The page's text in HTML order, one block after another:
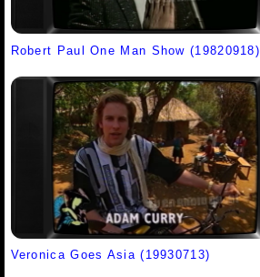
Robert Paul One Man Show (19820918)
Veronica Goes Asia (19930713)